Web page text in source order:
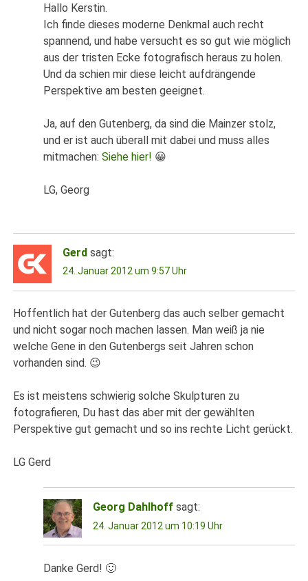
Hallo Kerstin.
Ich finde dieses moderne Denkmal auch recht
spannend, und habe versucht es so gut wie möglich
aus der tristen Ecke fotografisch heraus zu holen.
Und da schien mir diese leicht aufdrängende
Perspektive am besten geeignet.
Ja, auf den Gutenberg, da sind die Mainzer stolz,
und er ist auch überall mit dabei und muss alles
mitmachen:Siehe hier! 😀
LG, Georg
Gerd sagt:
24. Januar 2012 um 9:57 Uhr
Hoffentlich hat der Gutenberg das auch selber gemacht
und nicht sogar noch machen lassen. Man weiß ja nie
welche Gene in den Gutenbergs seit Jahren schon
vorhanden sind. 😉
Es ist meistens schwierig solche Skulpturen zu
fotografieren, Du hast das aber mit der gewählten
Perspektive gut gemacht und so ins rechte Licht gerückt.
LG Gerd
Georg Dahlhoff sagt:
24. Januar 2012 um 10:19 Uhr
Danke Gerd! 🙂